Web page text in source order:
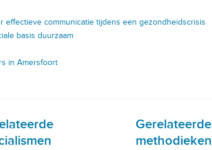
effectieve communicatie tijdens een gezondheidscrisis
basis duurzaam
in Amersfoort
Gerelateerde
methodieken